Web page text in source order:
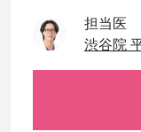
担当医
渋谷院